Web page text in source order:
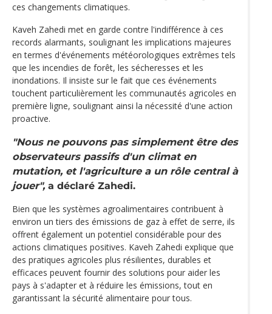
ces changements climatiques.
Kaveh Zahedi met en garde contre l'indifférence à ces
records alarmants, soulignant les implications majeures
en termes d'événements météorologiques extrêmes tels
que les incendies de forêt, les sécheresses et les
inondations. Il insiste sur le fait que ces événements
touchent particulièrement les communautés agricoles en
première ligne, soulignant ainsi la nécessité d'une action
proactive.
"Nous ne pouvons pas simplement être des
observateurs passifs d'un climat en
mutation, et l'agriculture a un rôle central à
jouer", a déclaré Zahedi.
Bien que les systèmes agroalimentaires contribuent à
environ un tiers des émissions de gaz à effet de serre, ils
offrent également un potentiel considérable pour des
actions climatiques positives. Kaveh Zahedi explique que
des pratiques agricoles plus résilientes, durables et
efficaces peuvent fournir des solutions pour aider les
pays à s'adapter et à réduire les émissions, tout en
garantissant la sécurité alimentaire pour tous.